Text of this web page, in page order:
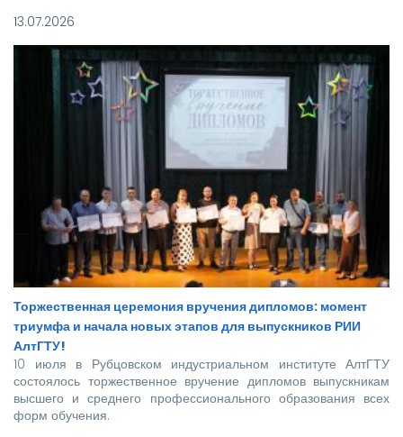
13.07.2026
Торжественная церемония вручения дипломов: момент
триумфа и начала новых этапов для выпускников РИИ
АлтГТУ!
10 июля в Рубцовском индустриальном институте АлтГТУ
состоялось торжественное вручение дипломов выпускникам
высшего и среднего профессионального образования всех
форм обучения.